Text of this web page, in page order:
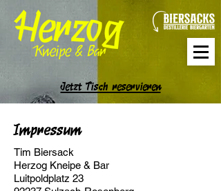
Jetzt Tisch reservieren
Impressum
Tim Biersack
Herzog Kneipe & Bar
Luitpoldplatz 23